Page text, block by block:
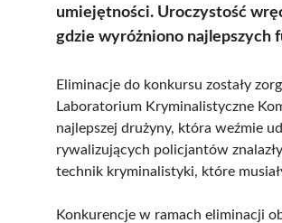
umiejętności. Uroczystość
gdzie wyróżniono najlepszych
Eliminacje do konkursu zostały
Laboratorium Kryminalistyczne
najlepszej drużyny, która weźmie
rywalizujących policjantów
technik kryminalistyki, które
Konkurencje w ramach eliminacji